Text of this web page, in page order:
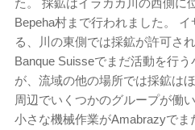
た。 採鉱はイラカカ川の西側に
Bepeha村まで行われました。
る、川の東側では採鉱が許可さ
Banque Suisseでまだ活動を行
が、流域の他の場所では採鉱は
周辺でいくつかのグループが働
小さな機械作業がAmabrazyでま